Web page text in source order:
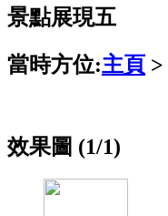
景點展現五
當時方位:主頁 >
效果圖 (1/1)